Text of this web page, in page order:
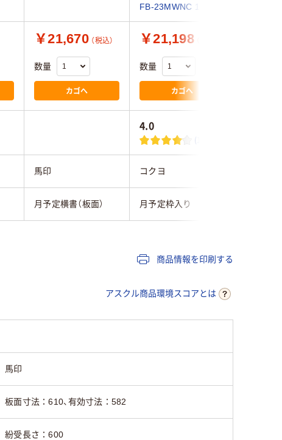
FB-23MWNC 1枚
￥21,670 （税込）
数量
カゴへ
￥21,198
数量
カゴへ
4.0
(1)
馬印 コクヨ
月予定横書（板面） 月予定枠入り
商品情報を印刷する
アスクル商品環境スコアとは
馬印
板面寸法：610、有効寸法：582
紛受長さ：600